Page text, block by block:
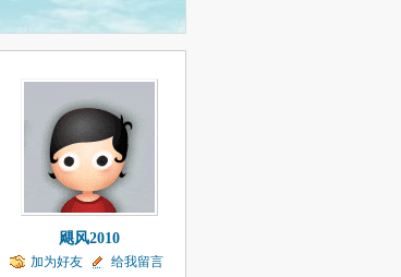
飓风2010
加为好友
给我留言